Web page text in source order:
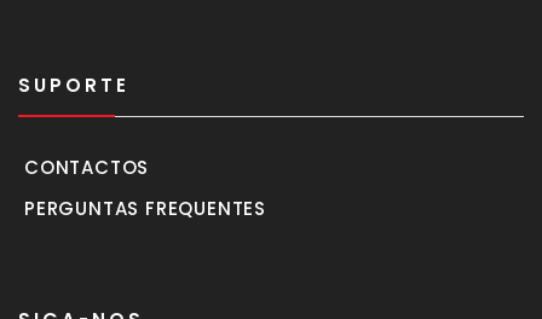
SUPORTE
CONTACTOS
PERGUNTAS FREQUENTES